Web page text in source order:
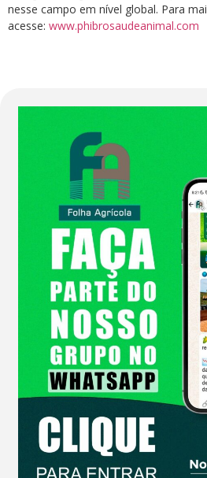
nesse campo em nível global. Para
acesse: www.phibrosaudeanimal.com